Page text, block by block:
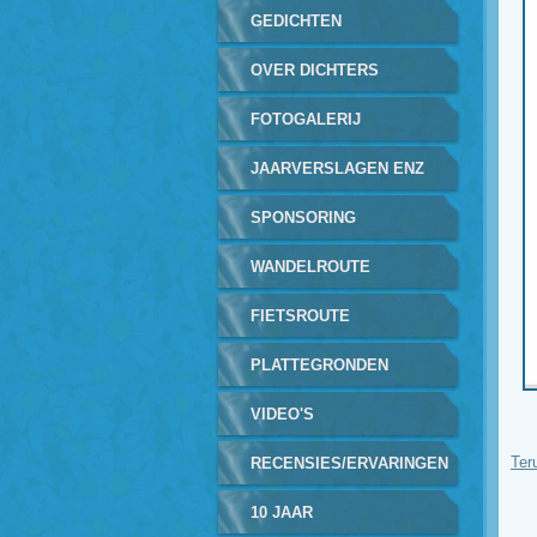
GEDICHTEN
GEREALISEERD
OVER DICHTERS
FOTOGALERIJ
JAARVERSLAGEN ENZ
SPONSORING
WANDELROUTE
FIETSROUTE
PLATTEGRONDEN
ROUTES
VIDEO'S
RECENSIES/ERVARINGEN
10 JAAR